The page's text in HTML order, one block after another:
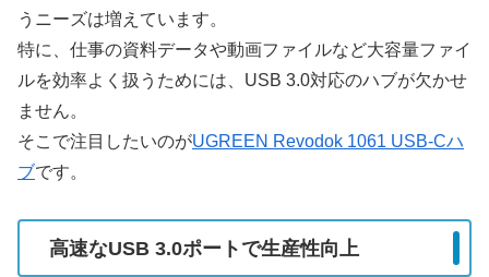
うニーズは増えています。
特に、仕事の資料データや動画ファイルなど大容量ファイ
ルを効率よく扱うためには、USB 3.0対応のハブが欠かせ
ません。
そこで注目したいのがUGREEN Revodok 1061 USB-Cハ
ブです。
高速なUSB 3.0ポートで生産性向上